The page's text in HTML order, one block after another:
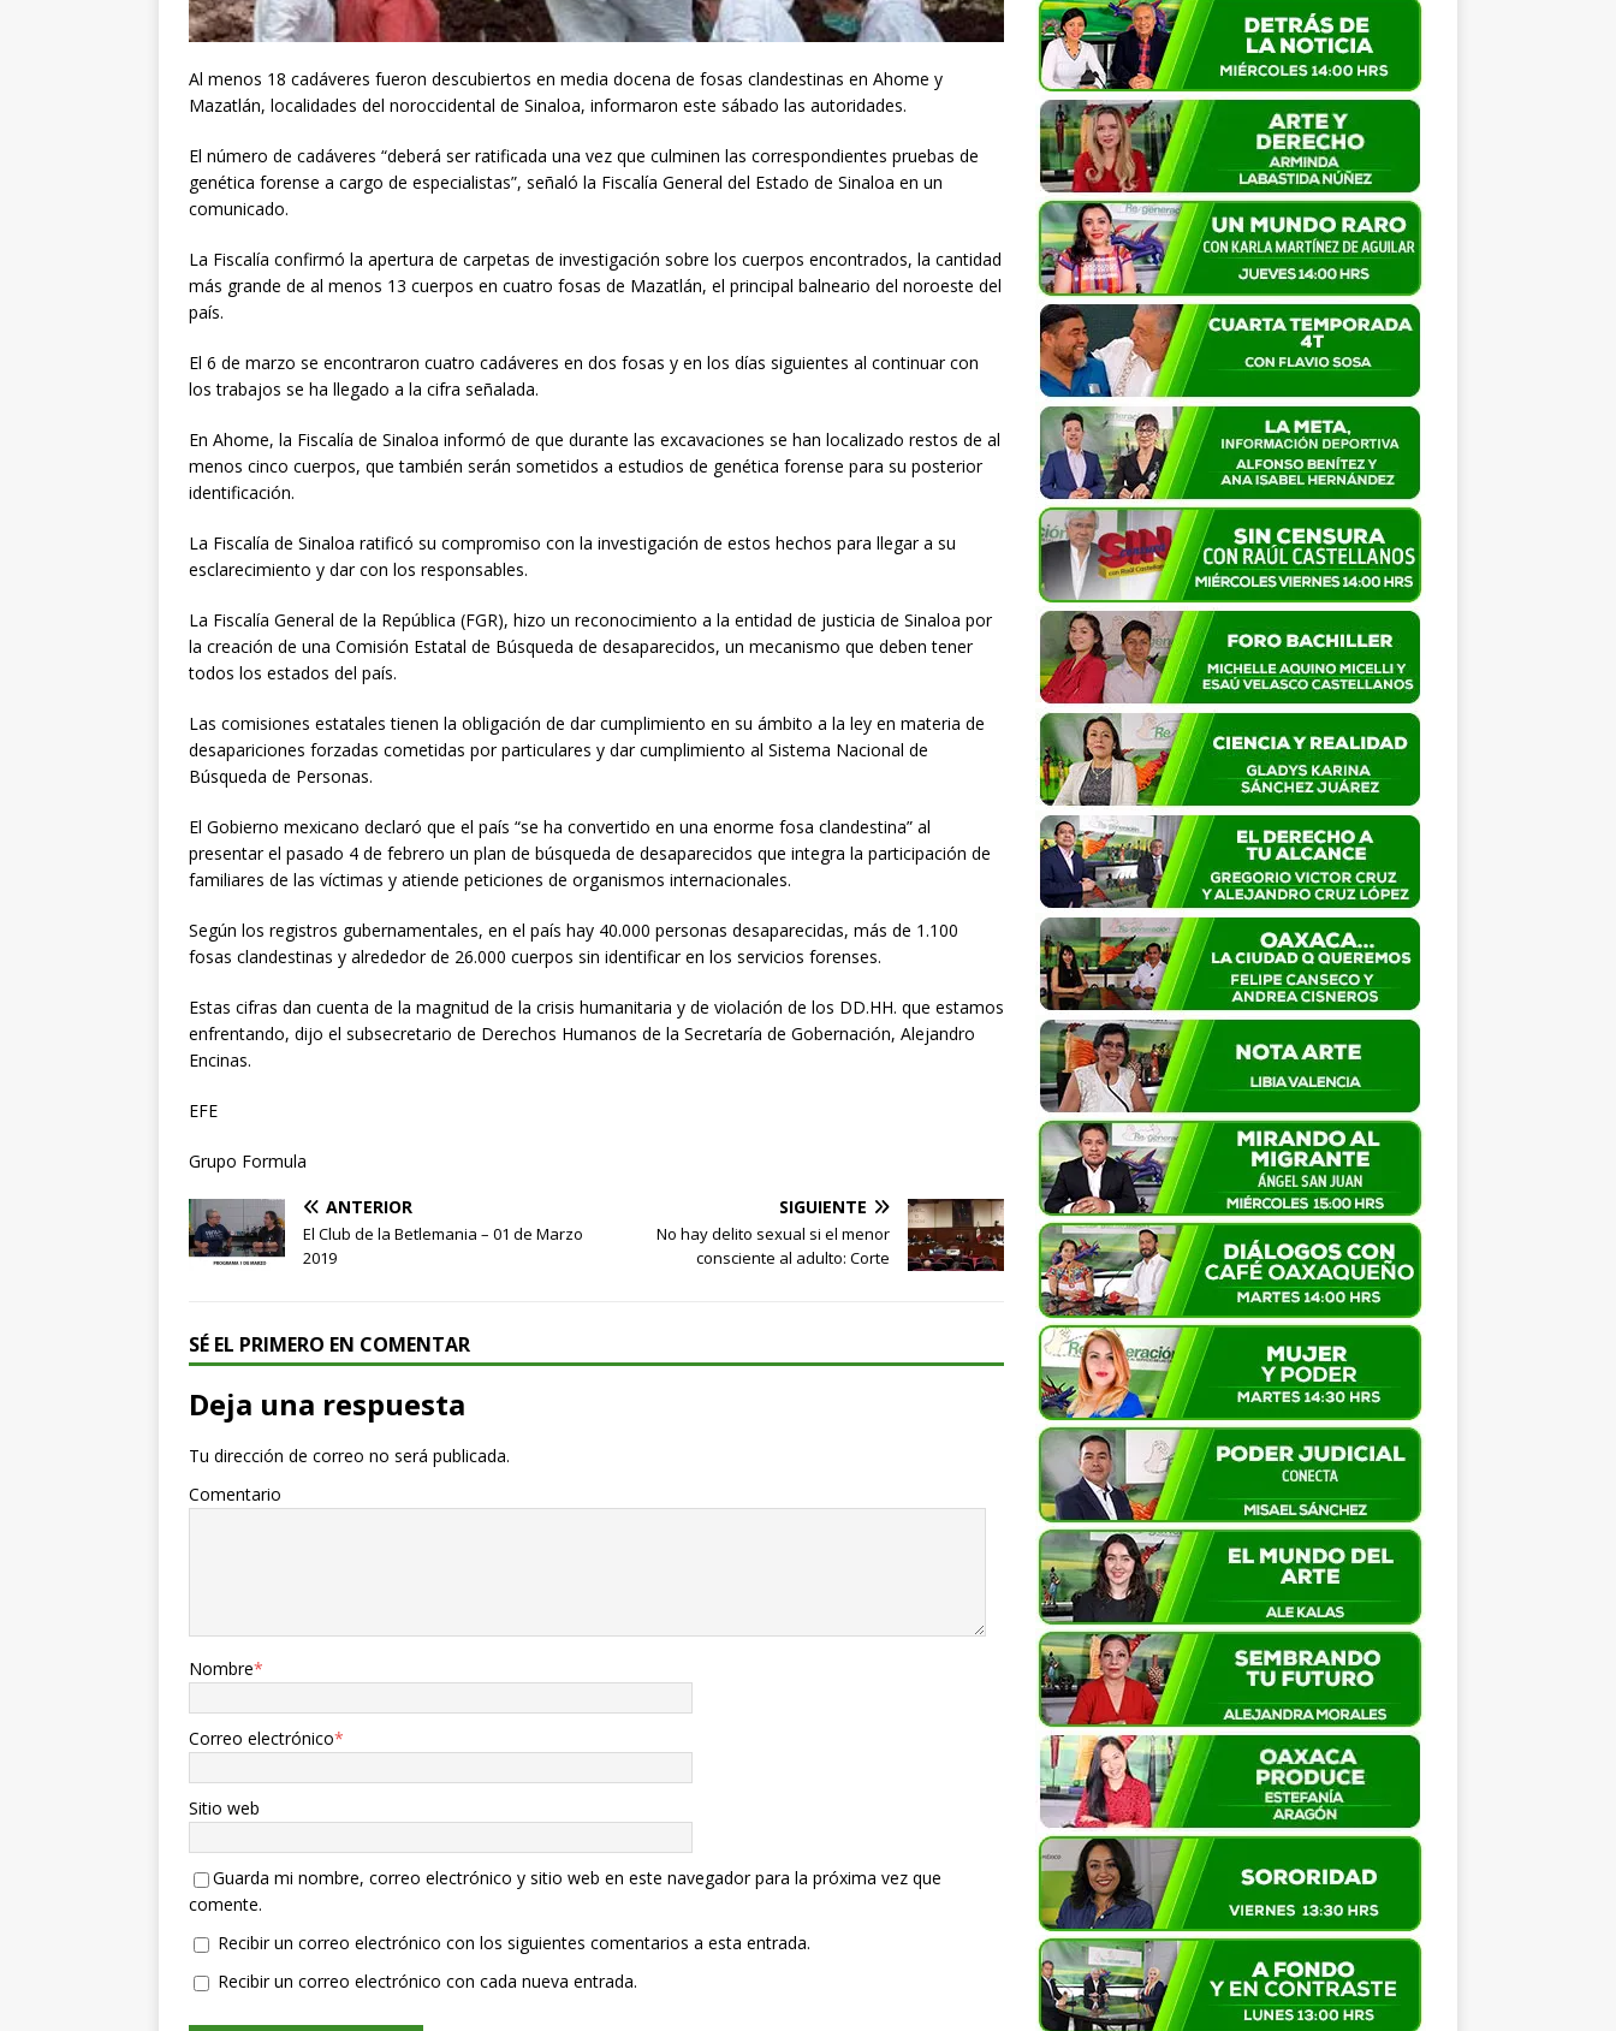
Al menos 18 cadáveres fueron descubiertos en media docena de fosas clandestinas en Ahome y
Mazatlán, localidades del noroccidental de Sinaloa, informaron este sábado las autoridades.
El número de cadáveres “deberá ser ratificada una vez que culminen las correspondientes pruebas de
genética forense a cargo de especialistas”, señaló la Fiscalía General del Estado de Sinaloa en un
comunicado.
La Fiscalía confirmó la apertura de carpetas de investigación sobre los cuerpos encontrados, la cantidad
más grande de al menos 13 cuerpos en cuatro fosas de Mazatlán, el principal balneario del noroeste del
país.
El 6 de marzo se encontraron cuatro cadáveres en dos fosas y en los días siguientes al continuar con
los trabajos se ha llegado a la cifra señalada.
En Ahome, la Fiscalía de Sinaloa informó de que durante las excavaciones se han localizado restos de al
menos cinco cuerpos, que también serán sometidos a estudios de genética forense para su posterior
identificación.
La Fiscalía de Sinaloa ratificó su compromiso con la investigación de estos hechos para llegar a su
esclarecimiento y dar con los responsables.
La Fiscalía General de la República (FGR), hizo un reconocimiento a la entidad de justicia de Sinaloa por
la creación de una Comisión Estatal de Búsqueda de desaparecidos, un mecanismo que deben tener
todos los estados del país.
Las comisiones estatales tienen la obligación de dar cumplimiento en su ámbito a la ley en materia de
desapariciones forzadas cometidas por particulares y dar cumplimiento al Sistema Nacional de
Búsqueda de Personas.
El Gobierno mexicano declaró que el país “se ha convertido en una enorme fosa clandestina” al
presentar el pasado 4 de febrero un plan de búsqueda de desaparecidos que integra la participación de
familiares de las víctimas y atiende peticiones de organismos internacionales.
Según los registros gubernamentales, en el país hay 40.000 personas desaparecidas, más de 1.100
fosas clandestinas y alrededor de 26.000 cuerpos sin identificar en los servicios forenses.
Estas cifras dan cuenta de la magnitud de la crisis humanitaria y de violación de los DD.HH. que estamos
enfrentando, dijo el subsecretario de Derechos Humanos de la Secretaría de Gobernación, Alejandro
Encinas.
EFE
Grupo Formula
ANTERIOR
El Club de la Betlemania – 01 de Marzo
2019
SIGUIENTE
No hay delito sexual si el menor
consciente al adulto: Corte
SÉ EL PRIMERO EN COMENTAR
Deja una respuesta
Tu dirección de correo no será publicada.
Comentario
Nombre*
Correo electrónico*
Sitio web
Guarda mi nombre, correo electrónico y sitio web en este navegador para la próxima vez que
comente.
Recibir un correo electrónico con los siguientes comentarios a esta entrada.
Recibir un correo electrónico con cada nueva entrada.